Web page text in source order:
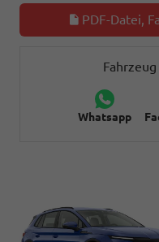
PDF-Datei,
Whatsapp